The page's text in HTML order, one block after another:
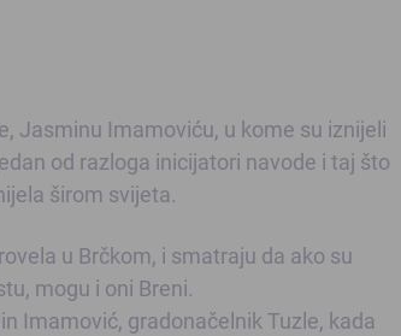
Jasminu Imamoviću, u kome su iznijeli
od razloga inicijatori navode i taj što
širom svijeta.
u Brčkom, i smatraju da ako su
mogu i oni Breni.
Imamović, gradonačelnik Tuzle, kada